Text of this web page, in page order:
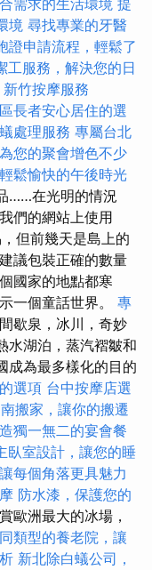
需求的生活環境 提
境 尋找專業的牙醫
證申請流程，輕鬆了
工服務，解決您的日
新竹按摩服務
長者安心居住的選
處理服務 專屬台北
您的聚會增色不少
鬆愉快的午後時光
……在光明的情況
們的網站上使用
但前幾天是島上的
議包裝正確的數量
國家的地點都寒
一個童話世界。 專
歇泉，冰川，奇妙
水湖泊，蒸汽褶皺和
成為最多樣化的目的
選項 台中按摩店選
搬家，讓你的搬遷
獨一無二的宴會餐
臥室設計，讓您的睡
每個角落更具魅力
防水漆，保護您的
歐洲最大的冰場，
類型的養老院，讓
新北除白蟻公司，